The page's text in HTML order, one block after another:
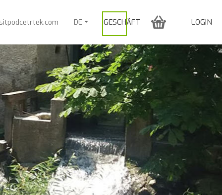
GESCHÄFT LOGIN
DE